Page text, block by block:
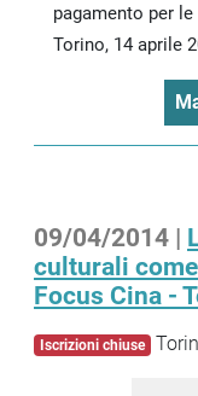
pagamento per
Torino, 14 aprile
09/04/2014 |
culturali
Focus Cina -
Iscrizioni chiuse